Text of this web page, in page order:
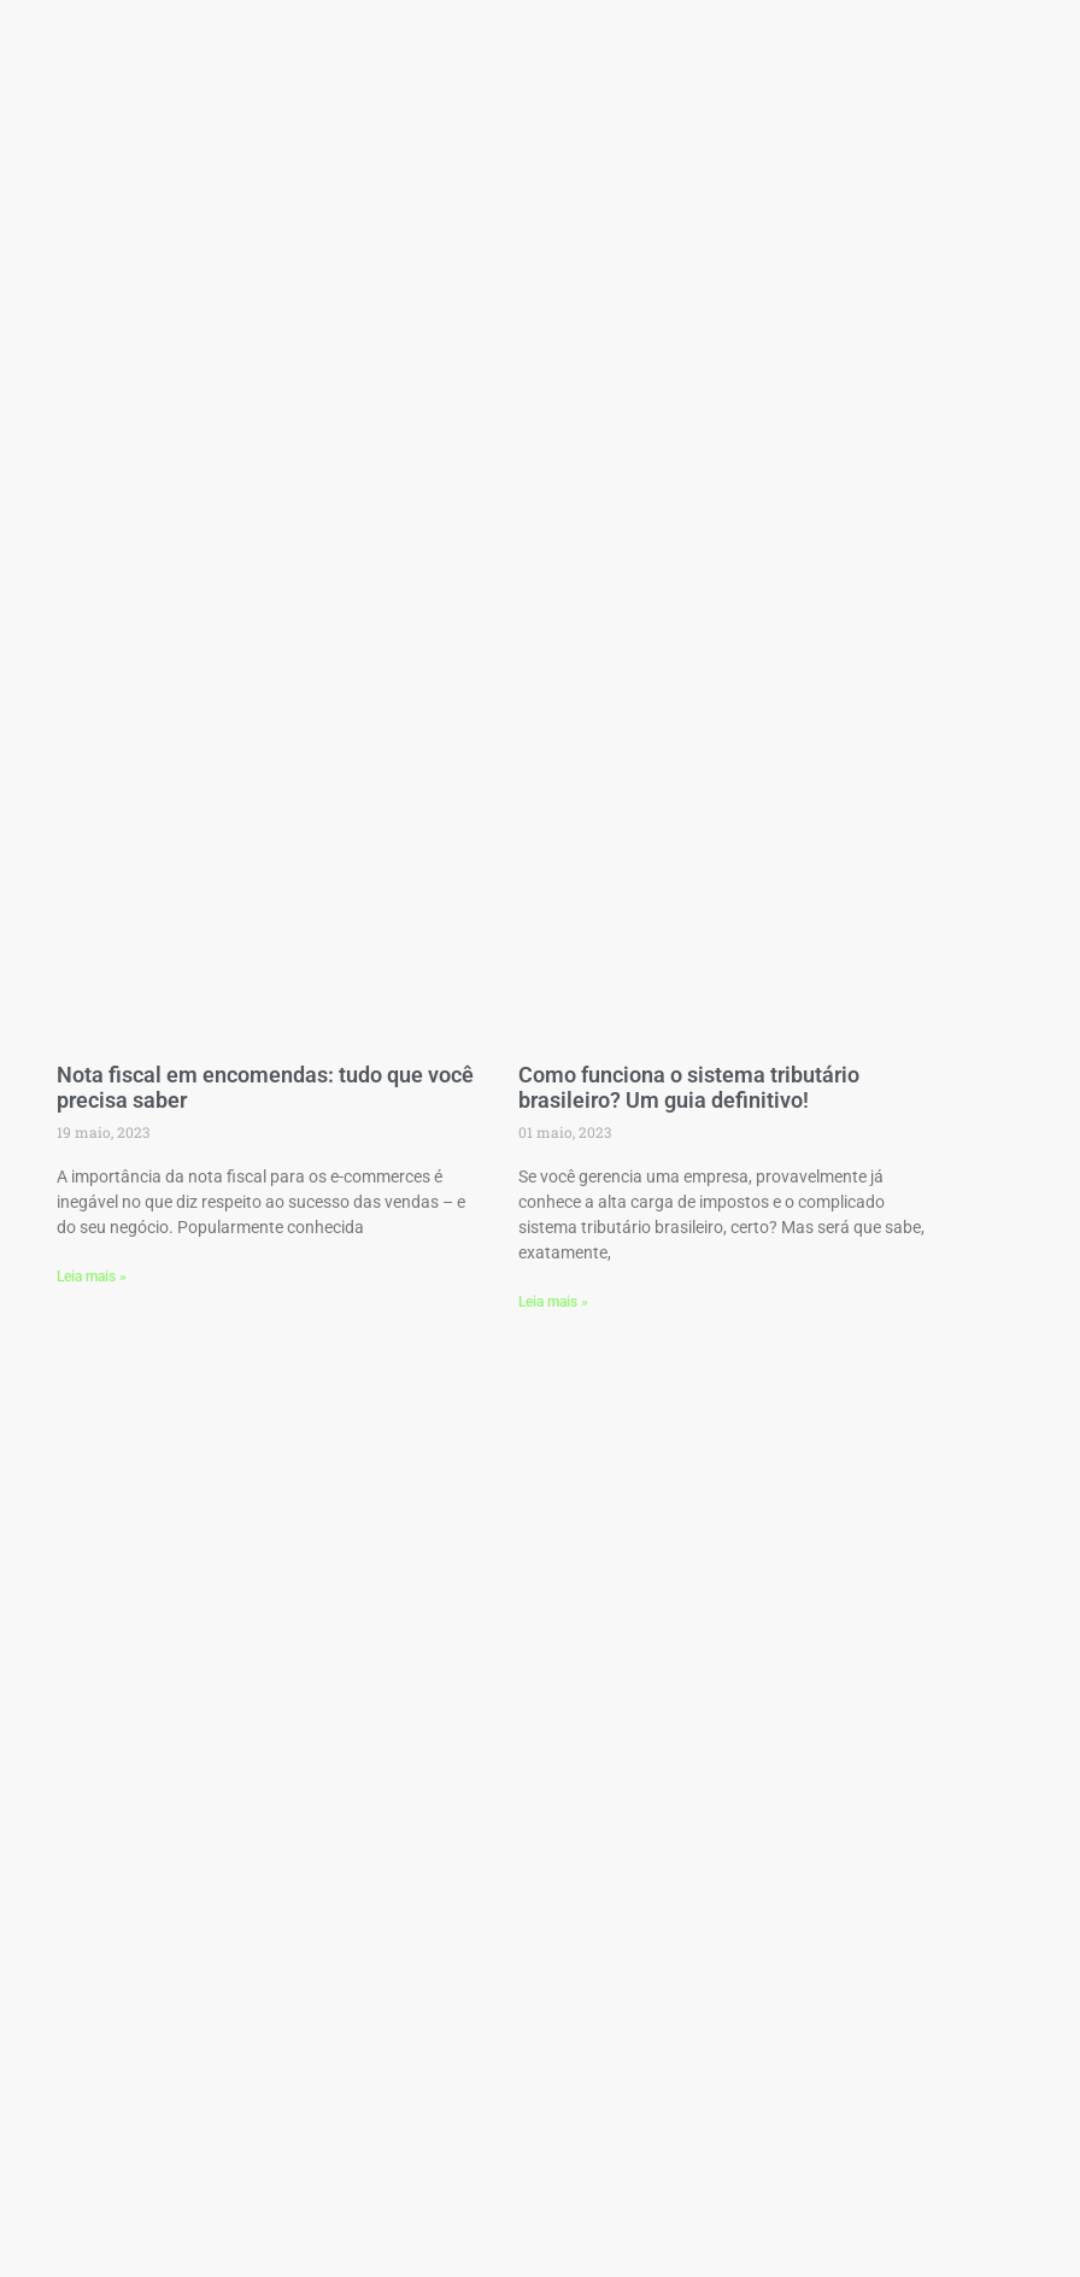
Nota fiscal em encomendas: tudo que você
precisa saber
19 maio, 2023
A importância da nota fiscal para os e-commerces é
inegável no que diz respeito ao sucesso das vendas – e
do seu negócio. Popularmente conhecida
Leia mais »
Como funciona o sistema tributário
brasileiro? Um guia definitivo!
01 maio, 2023
Se você gerencia uma empresa, provavelmente já
conhece a alta carga de impostos e o complicado
sistema tributário brasileiro, certo? Mas será que sabe,
exatamente,
Leia mais »